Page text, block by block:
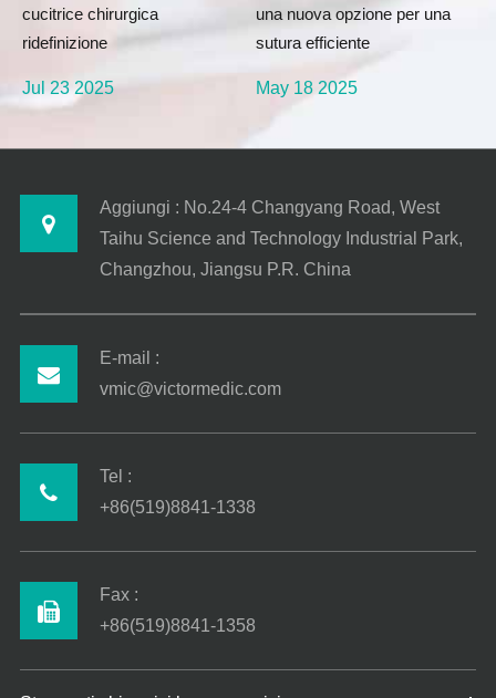
cucitrice chirurgica
ridefinizione
Jul 23 2025
una nuova opzione per una
sutura efficiente
May 18 2025
Aggiungi : No.24-4 Changyang Road, West
Taihu Science and Technology Industrial Park,
Changzhou, Jiangsu P.R. China
E-mail :
vmic@victormedic.com
Tel :
+86(519)8841-1338
Fax :
+86(519)8841-1358